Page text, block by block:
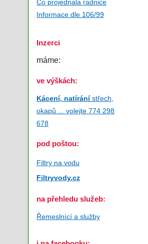
Co projednala radnice
Informace dle 106/99
Inzerci
máme:
ve výškách:
Kácení, natíránístřech,
okapů ... volejte 774 298
678
pod poštou:
Filtry na vodu
Filtryvody.cz
na přehledu služeb:
Řemeslnící a služby